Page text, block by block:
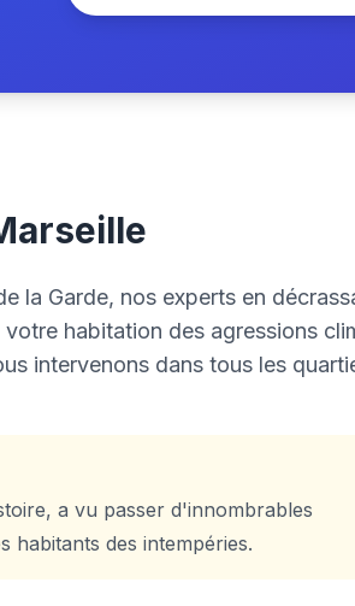
la Garde, nos experts en
habitation des agressions
intervenons dans tous les
a vu passer d'innombrables
habitants des intempéries.